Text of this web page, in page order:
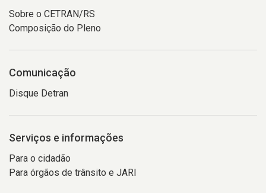
Sobre o CETRAN/RS
Composição do Pleno
Comunicação
Disque Detran
Serviços e informações
Para o cidadão
Para órgãos de trânsito e JARI